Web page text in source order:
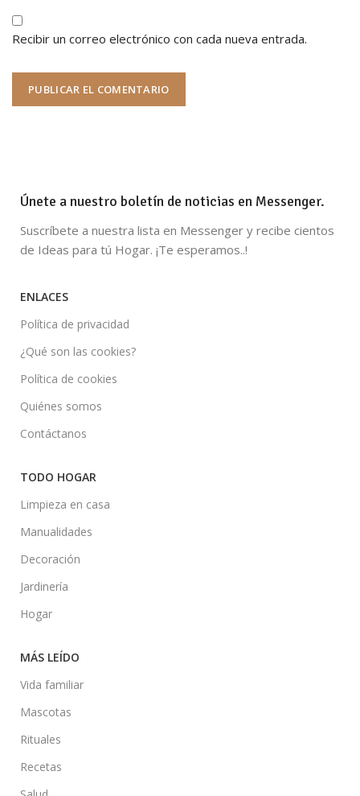
Recibir un correo electrónico con cada nueva entrada.
Únete a nuestro boletín de noticias en Messenger.
Suscríbete a nuestra lista en Messenger y recibe cientos
de Ideas para tú Hogar. ¡Te esperamos..!
ENLACES
Política de privacidad
¿Qué son las cookies?
Política de cookies
Quiénes somos
Contáctanos
TODO HOGAR
Limpieza en casa
Manualidades
Decoración
Jardinería
Hogar
MÁS LEÍDO
Vida familiar
Mascotas
Rituales
Recetas